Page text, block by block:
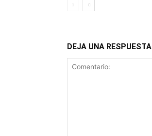
DEJA UNA RESPUESTA